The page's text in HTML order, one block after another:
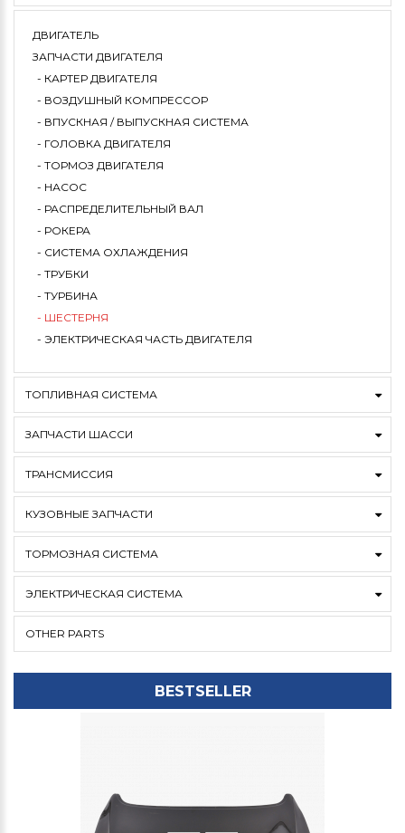
ДВИГАТЕЛЬ
ЗАПЧАСТИ ДВИГАТЕЛЯ
- КАРТЕР ДВИГАТЕЛЯ
- ВОЗДУШНЫЙ КОМПРЕССОР
- ВПУСКНАЯ / ВЫПУСКНАЯ СИСТЕМА
- ГОЛОВКА ДВИГАТЕЛЯ
- ТОРМОЗ ДВИГАТЕЛЯ
- НАСОС
- РАСПРЕДЕЛИТЕЛЬНЫЙ ВАЛ
- РОКЕРА
- СИСТЕМА ОХЛАЖДЕНИЯ
- ТРУБКИ
- ТУРБИНА
- ШЕСТЕРНЯ
- ЭЛЕКТРИЧЕСКАЯ ЧАСТЬ ДВИГАТЕЛЯ
ТОПЛИВНАЯ СИСТЕМА
ЗАПЧАСТИ ШАССИ
ТРАНСМИССИЯ
КУЗОВНЫЕ ЗАПЧАСТИ
ТОРМОЗНАЯ СИСТЕМА
ЭЛЕКТРИЧЕСКАЯ СИСТЕМА
OTHER PARTS
BESTSELLER